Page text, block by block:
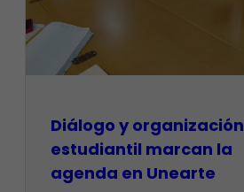
Diálogo y organización
estudiantil marcan la
agenda en Unearte